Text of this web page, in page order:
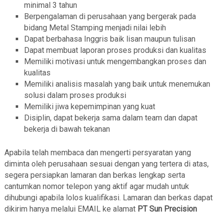
minimal 3 tahun
Berpengalaman di perusahaan yang bergerak pada
bidang Metal Stamping menjadi nilai lebih
Dapat berbahasa Inggris baik lisan maupun tulisan
Dapat membuat laporan proses produksi dan kualitas
Memiliki motivasi untuk mengembangkan proses dan
kualitas
Memiliki analisis masalah yang baik untuk menemukan
solusi dalam proses produksi
Memiliki jiwa kepemimpinan yang kuat
Disiplin, dapat bekerja sama dalam team dan dapat
bekerja di bawah tekanan
Apabila telah membaca dan mengerti persyaratan yang
diminta oleh perusahaan sesuai dengan yang tertera di atas,
segera persiapkan lamaran dan berkas lengkap serta
cantumkan nomor telepon yang aktif agar mudah untuk
dihubungi apabila lolos kualifikasi. Lamaran dan berkas dapat
dikirim hanya melalui EMAIL ke alamat PT Sun Precision